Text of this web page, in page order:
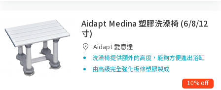
Aidapt Medina 塑膠洗澡椅 (6/8/12
寸)
Aidapt 愛意達
洗澡椅提供額外的高度，能夠方便進出浴缸
由高級完全強化板條塑膠製成
10% off